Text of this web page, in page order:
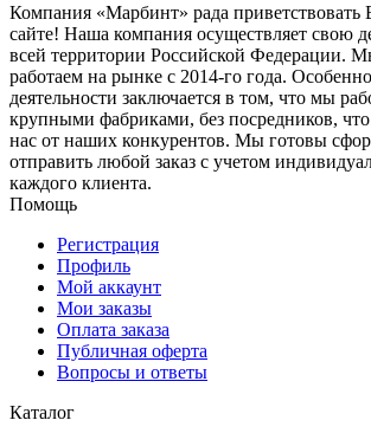
Компания «Марбинт» рада приветствовать
сайте! Наша компания осуществляет свою
всей территории Российской Федерации.
работаем на рынке с 2014-го года.
деятельности заключается в том, что мы
крупными фабриками, без посредников,
нас от наших конкурентов. Мы готовы
отправить любой заказ с учетом
каждого клиента.
Помощь
Регистрация
Профиль
Мой аккаунт
Мои заказы
Оплата заказа
Публичная оферта
Вопросы и ответы
Каталог